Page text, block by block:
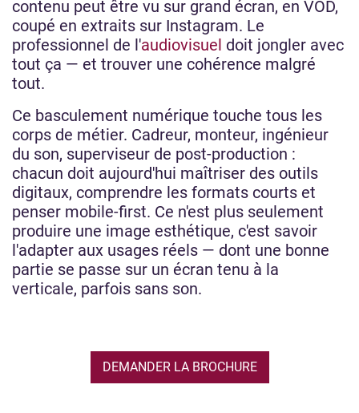
contenu peut être vu sur grand écran, en VOD,
coupé en extraits sur Instagram. Le
professionnel de l'audiovisuel doit jongler avec
tout ça — et trouver une cohérence malgré
tout.
Ce basculement numérique touche tous les
corps de métier. Cadreur, monteur, ingénieur
du son, superviseur de post-production :
chacun doit aujourd'hui maîtriser des outils
digitaux, comprendre les formats courts et
penser mobile-first. Ce n'est plus seulement
produire une image esthétique, c'est savoir
l'adapter aux usages réels — dont une bonne
partie se passe sur un écran tenu à la
verticale, parfois sans son.
DEMANDER LA BROCHURE